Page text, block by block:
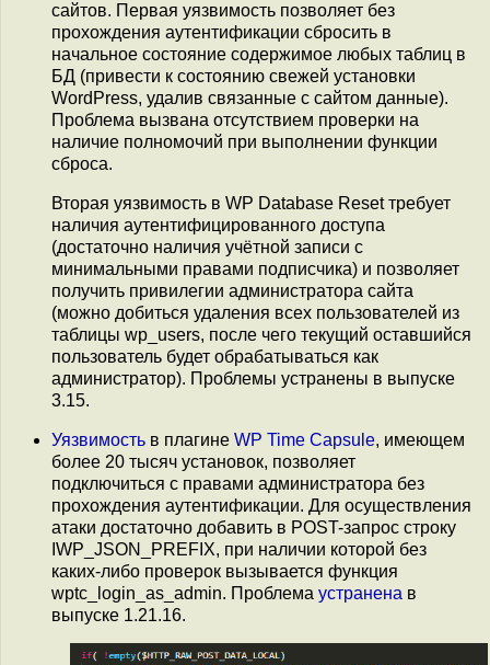
сайтов. Первая уязвимость позволяет без
прохождения аутентификации сбросить в
начальное состояние содержимое любых таблиц в
БД (привести к состоянию свежей установки
WordPress, удалив связанные с сайтом данные).
Проблема вызвана отсутствием проверки на
наличие полномочий при выполнении функции
сброса.
Вторая уязвимость в WP Database Reset требует
наличия аутентифицированного доступа
(достаточно наличия учётной записи с
минимальными правами подписчика) и позволяет
получить привилегии администратора сайта
(можно добиться удаления всех пользователей из
таблицы wp_users, после чего текущий оставшийся
пользователь будет обрабатываться как
администратор). Проблемы устранены в выпуске
3.15.
Уязвимость в плагине WP Time Capsule, имеющем
более 20 тысяч установок, позволяет
подключиться с правами администратора без
прохождения аутентификации. Для осуществления
атаки достаточно добавить в POST-запрос строку
IWP_JSON_PREFIX, при наличии которой без
каких-либо проверок вызывается функция
wptc_login_as_admin. Проблема устранена в
выпуске 1.21.16.